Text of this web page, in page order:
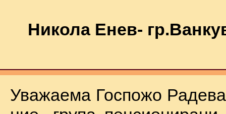
Никола Енев-
Уважаема Госпожо